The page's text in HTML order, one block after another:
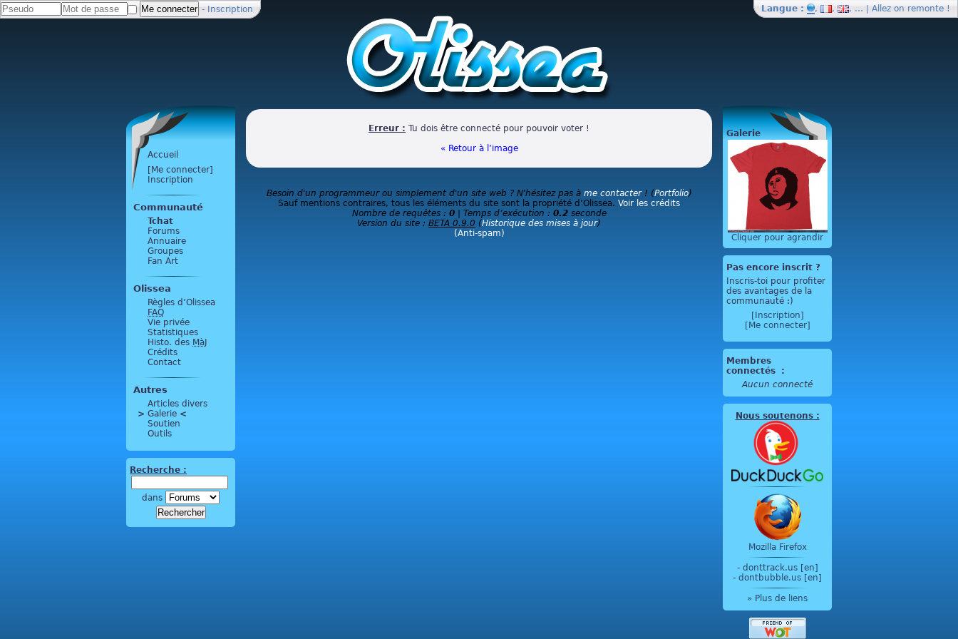
- Inscription Langue : , , , … | Allez on remonte !
Accueil
[Me connecter]
Inscription
Communauté
Tchat
Forums
Annuaire
Groupes
Fan Art
Olissea
Règles d’Olissea
FAQ
Vie privée
Statistiques
Histo. des MàJ
Crédits
Contact
Autres
Articles divers
> Galerie <
Soutien
Outils
Recherche :
dans
Erreur : Tu dois être connecté pour pouvoir voter !
« Retour à l’image
Besoin d'un programmeur ou simplement d'un site web ? N'hésitez pas à me contacter! (Portfolio)
Sauf mentions contraires, tous les éléments du site sont la propriété d’Olissea. Voir les crédits
Nombre de requêtes : 0| Temps d’exécution : 0.2seconde
Version du site : BETA 0.9.0 (Historique des mises à jour)
(Anti-spam)
Galerie
Cliquer pour agrandir
Pas encore inscrit ?
Inscris-toi pour profiter
des avantages de la
communauté :)
[Inscription]
[Me connecter]
Membres
connectés
:
Aucun connecté
Nous soutenons:
Mozilla Firefox
- donttrack.us [en]
- dontbubble.us [en]
» Plus de liens